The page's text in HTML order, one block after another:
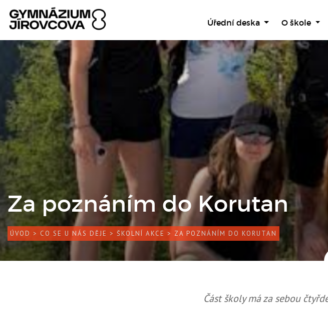
Úřední deska O škole
Za poznáním do Korutan
ÚVOD > CO SE U NÁS DĚJE > ŠKOLNÍ AKCE > ZA POZNÁNÍM DO KORUTAN
Část školy má za sebou